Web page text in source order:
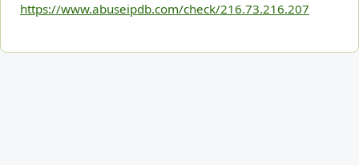
https://www.abuseipdb.com/check/216.73.216.207